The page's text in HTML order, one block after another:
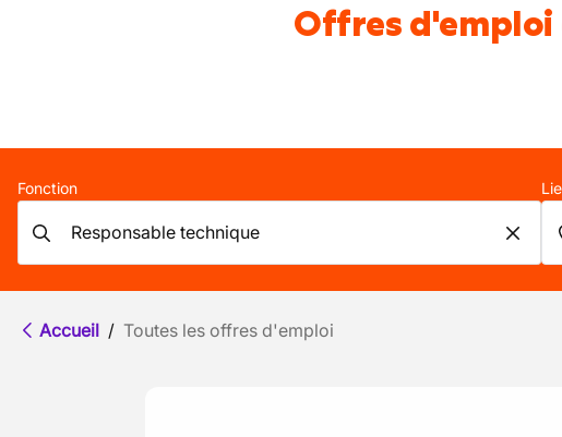
Offres d'emploi
Fonction
Accueil / Toutes les offres d'emploi